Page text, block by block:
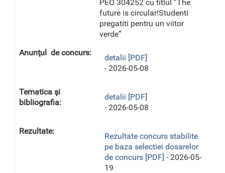
PEO 304252 cu titlul ”The
future is circular!Studenti
pregatiti pentru un viitor
verde”
detalii [PDF]
- 2026-05-08
detalii [PDF]
- 2026-05-08
Rezultate concurs stabilite
pe baza selectiei dosarelor
de concurs [PDF] - 2026-05-
19